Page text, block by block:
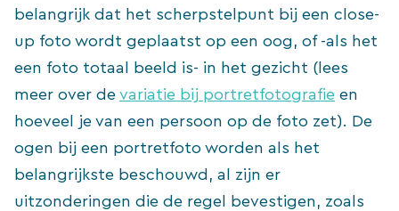
belangrijk dat het scherpstelpunt bij een close-
up foto wordt geplaatst op een oog, of -als het
een foto totaal beeld is- in het gezicht (lees
meer over de variatie bij portretfotografie en
hoeveel je van een persoon op de foto zet). De
ogen bij een portretfoto worden als het
belangrijkste beschouwd, al zijn er
uitzonderingen die de regel bevestigen, zoals